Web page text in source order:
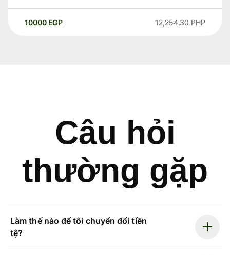
10000 EGP 12,254.30 PHP
Câu hỏi
thường gặp
Làm thế nào để tôi chuyển đổi tiền
tệ?